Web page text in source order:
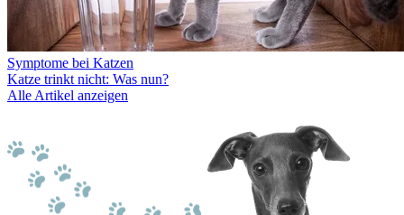
Symptome bei Katzen
Katze trinkt nicht: Was nun?
Alle Artikel anzeigen